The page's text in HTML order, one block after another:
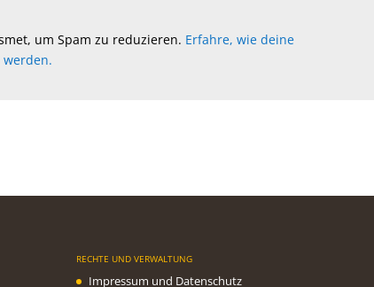
um Spam zu reduzieren. Erfahre, wie deine
RECHTE UND VERWALTUNG
Impressum und Datenschutz